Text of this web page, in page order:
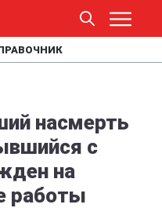
насмерть
с
на
работы